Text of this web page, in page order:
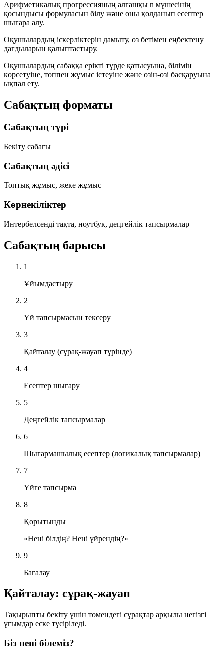
Арифметикалық прогрессияның алғашқы n мүшесінің
қосындысы формуласын білу және оны қолданып есептер
шығара алу.
Оқушылардың іскерліктерін дамыту, өз бетімен еңбектену
дағдыларын қалыптастыру.
Оқушылардың сабаққа ерікті түрде қатысуына, білімін
көрсетуіне, топпен жұмыс істеуіне және өзін-өзі басқаруына
ықпал ету.
Сабақтың форматы
Сабақтың түрі
Бекіту сабағы
Сабақтың әдісі
Топтық жұмыс, жеке жұмыс
Көрнекіліктер
Интербелсенді тақта, ноутбук, деңгейлік тапсырмалар
Сабақтың барысы
1
Ұйымдастыру
2
Үй тапсырмасын тексеру
3
Қайталау (сұрақ-жауап түрінде)
4
Есептер шығару
5
Деңгейлік тапсырмалар
6
Шығармашылық есептер (логикалық тапсырмалар)
7
Үйге тапсырма
8
Қорытынды
«Нені білдің? Нені үйрендің?»
9
Бағалау
Қайталау: сұрақ-жауап
Тақырыпты бекіту үшін төмендегі сұрақтар арқылы негізгі
ұғымдар еске түсіріледі.
Біз нені білеміз?